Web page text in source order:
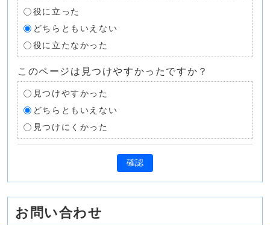
役に立った
どちらともいえない
役に立たなかった
このページは見つけやすかったですか？
見つけやすかった
どちらともいえない
見つけにくかった
確認
お問い合わせ